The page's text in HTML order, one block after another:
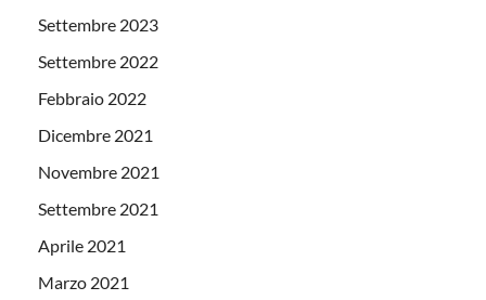
Settembre 2023
Settembre 2022
Febbraio 2022
Dicembre 2021
Novembre 2021
Settembre 2021
Aprile 2021
Marzo 2021